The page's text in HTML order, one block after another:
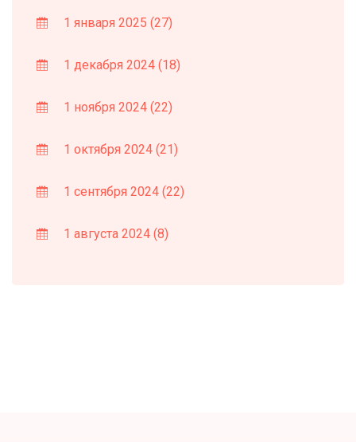
1 января 2025 (27)
1 декабря 2024 (18)
1 ноября 2024 (22)
1 октября 2024 (21)
1 сентября 2024 (22)
1 августа 2024 (8)